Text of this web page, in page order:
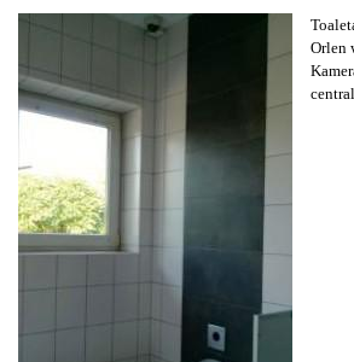
Orlen